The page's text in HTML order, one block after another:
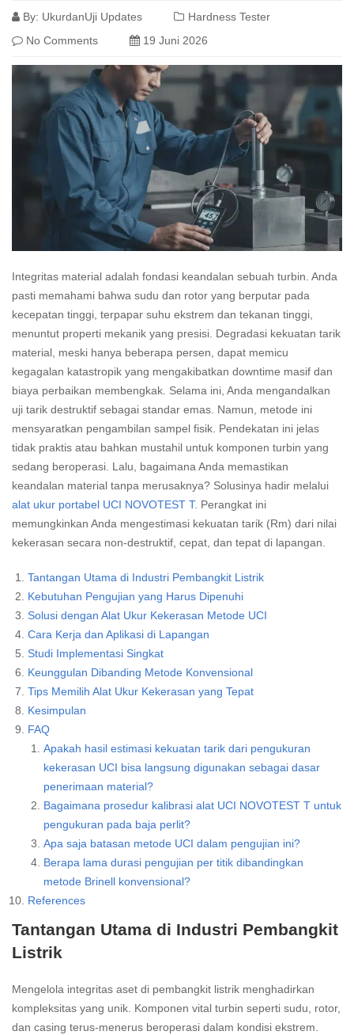
By: UkurdanUji Updates
Hardness Tester
No Comments
19 Juni 2026
Integritas material adalah fondasi keandalan sebuah turbin. Anda
pasti memahami bahwa sudu dan rotor yang berputar pada
kecepatan tinggi, terpapar suhu ekstrem dan tekanan tinggi,
menuntut properti mekanik yang presisi. Degradasi kekuatan tarik
material, meski hanya beberapa persen, dapat memicu
kegagalan katastropik yang mengakibatkan downtime masif dan
biaya perbaikan membengkak. Selama ini, Anda mengandalkan
uji tarik destruktif sebagai standar emas. Namun, metode ini
mensyaratkan pengambilan sampel fisik. Pendekatan ini jelas
tidak praktis atau bahkan mustahil untuk komponen turbin yang
sedang beroperasi. Lalu, bagaimana Anda memastikan
keandalan material tanpa merusaknya? Solusinya hadir melalui
alat ukur portabel UCI NOVOTEST T. Perangkat ini
memungkinkan Anda mengestimasi kekuatan tarik (Rm) dari nilai
kekerasan secara non-destruktif, cepat, dan tepat di lapangan.
Tantangan Utama di Industri Pembangkit Listrik
Kebutuhan Pengujian yang Harus Dipenuhi
Solusi dengan Alat Ukur Kekerasan Metode UCI
Cara Kerja dan Aplikasi di Lapangan
Studi Implementasi Singkat
Keunggulan Dibanding Metode Konvensional
Tips Memilih Alat Ukur Kekerasan yang Tepat
Kesimpulan
FAQ
Apakah hasil estimasi kekuatan tarik dari pengukuran
kekerasan UCI bisa langsung digunakan sebagai dasar
penerimaan material?
Bagaimana prosedur kalibrasi alat UCI NOVOTEST T untuk
pengukuran pada baja perlit?
Apa saja batasan metode UCI dalam pengujian ini?
Berapa lama durasi pengujian per titik dibandingkan
metode Brinell konvensional?
References
Tantangan Utama di Industri Pembangkit
Listrik
Mengelola integritas aset di pembangkit listrik menghadirkan
kompleksitas yang unik. Komponen vital turbin seperti sudu, rotor,
dan casing terus-menerus beroperasi dalam kondisi ekstrem.